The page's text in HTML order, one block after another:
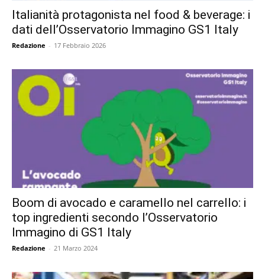
Italianità protagonista nel food & beverage: i
dati dell’Osservatorio Immagino GS1 Italy
Redazione - 17 Febbraio 2026
Boom di avocado e caramello nel carrello: i
top ingredienti secondo l’Osservatorio
Immagino di GS1 Italy
Redazione - 21 Marzo 2024